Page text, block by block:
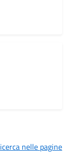
nelle pagine